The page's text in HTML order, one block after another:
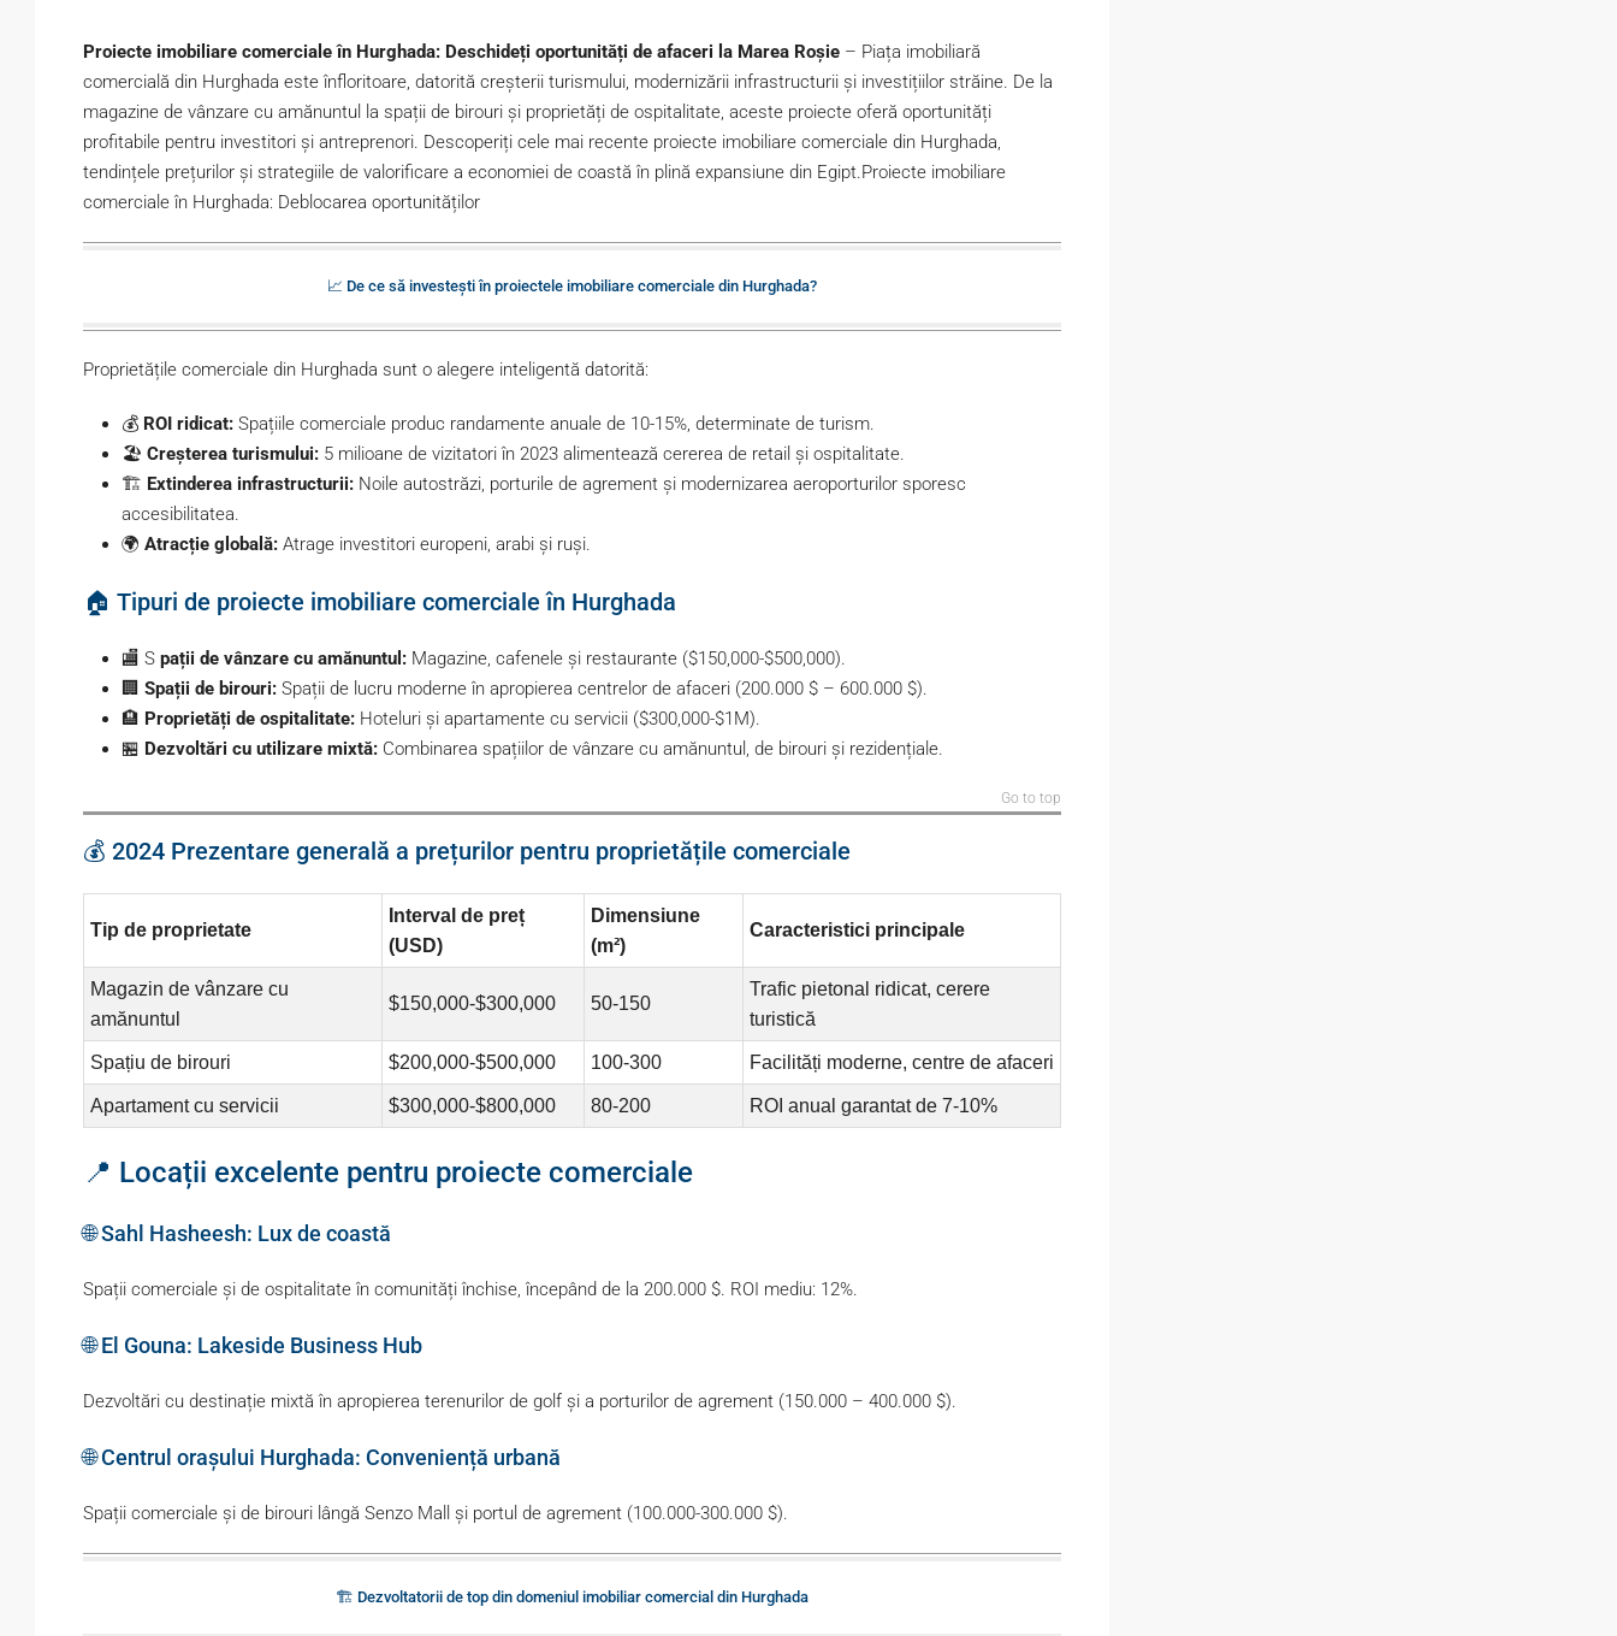
Proiecte imobiliare comerciale în Hurghada: Deschideți oportunități de afaceri la Marea Roșie – Piața imobiliară
comercială din Hurghada este înfloritoare, datorită creșterii turismului, modernizării infrastructurii și investițiilor străine. De la
magazine de vânzare cu amănuntul la spații de birouri și proprietăți de ospitalitate, aceste proiecte oferă oportunități
profitabile pentru investitori și antreprenori. Descoperiți cele mai recente proiecte imobiliare comerciale din Hurghada,
tendințele prețurilor și strategiile de valorificare a economiei de coastă în plină expansiune din Egipt.Proiecte imobiliare
comerciale în Hurghada: Deblocarea oportunităților
📈 De ce să investești în proiectele imobiliare comerciale din Hurghada?
Proprietățile comerciale din Hurghada sunt o alegere inteligentă datorită:
💰 ROI ridicat: Spațiile comerciale produc randamente anuale de 10-15%, determinate de turism.
🏖️ Creșterea turismului: 5 milioane de vizitatori în 2023 alimentează cererea de retail și ospitalitate.
🏗️ Extinderea infrastructurii: Noile autostrăzi, porturile de agrement și modernizarea aeroporturilor sporesc
accesibilitatea.
🌍 Atracție globală: Atrage investitori europeni, arabi și ruși.
🏠 Tipuri de proiecte imobiliare comerciale în Hurghada
🏬 S pații de vânzare cu amănuntul: Magazine, cafenele și restaurante ($150,000-$500,000).
🏢 Spații de birouri: Spații de lucru moderne în apropierea centrelor de afaceri (200.000 $ – 600.000 $).
🏨 Proprietăți de ospitalitate: Hoteluri și apartamente cu servicii ($300,000-$1M).
🏪 Dezvoltări cu utilizare mixtă: Combinarea spațiilor de vânzare cu amănuntul, de birouri și rezidențiale.
Go to top
💰 2024 Prezentare generală a prețurilor pentru proprietățile comerciale
Tip de proprietate
Interval de preț
(USD)
Dimensiune
(m²)
Caracteristici principale
Magazin de vânzare cu
amănuntul
$150,000-$300,000 50-150
Trafic pietonal ridicat, cerere
turistică
Spațiu de birouri $200,000-$500,000 100-300 Facilități moderne, centre de afaceri
Apartament cu servicii $300,000-$800,000 80-200 ROI anual garantat de 7-10%
📍 Locații excelente pentru proiecte comerciale
🌐 Sahl Hasheesh: Lux de coastă
Spații comerciale și de ospitalitate în comunități închise, începând de la 200.000 $. ROI mediu: 12%.
🌐 El Gouna: Lakeside Business Hub
Dezvoltări cu destinație mixtă în apropierea terenurilor de golf și a porturilor de agrement (150.000 – 400.000 $).
🌐 Centrul orașului Hurghada: Conveniență urbană
Spații comerciale și de birouri lângă Senzo Mall și portul de agrement (100.000-300.000 $).
🏗️ Dezvoltatorii de top din domeniul imobiliar comercial din Hurghada